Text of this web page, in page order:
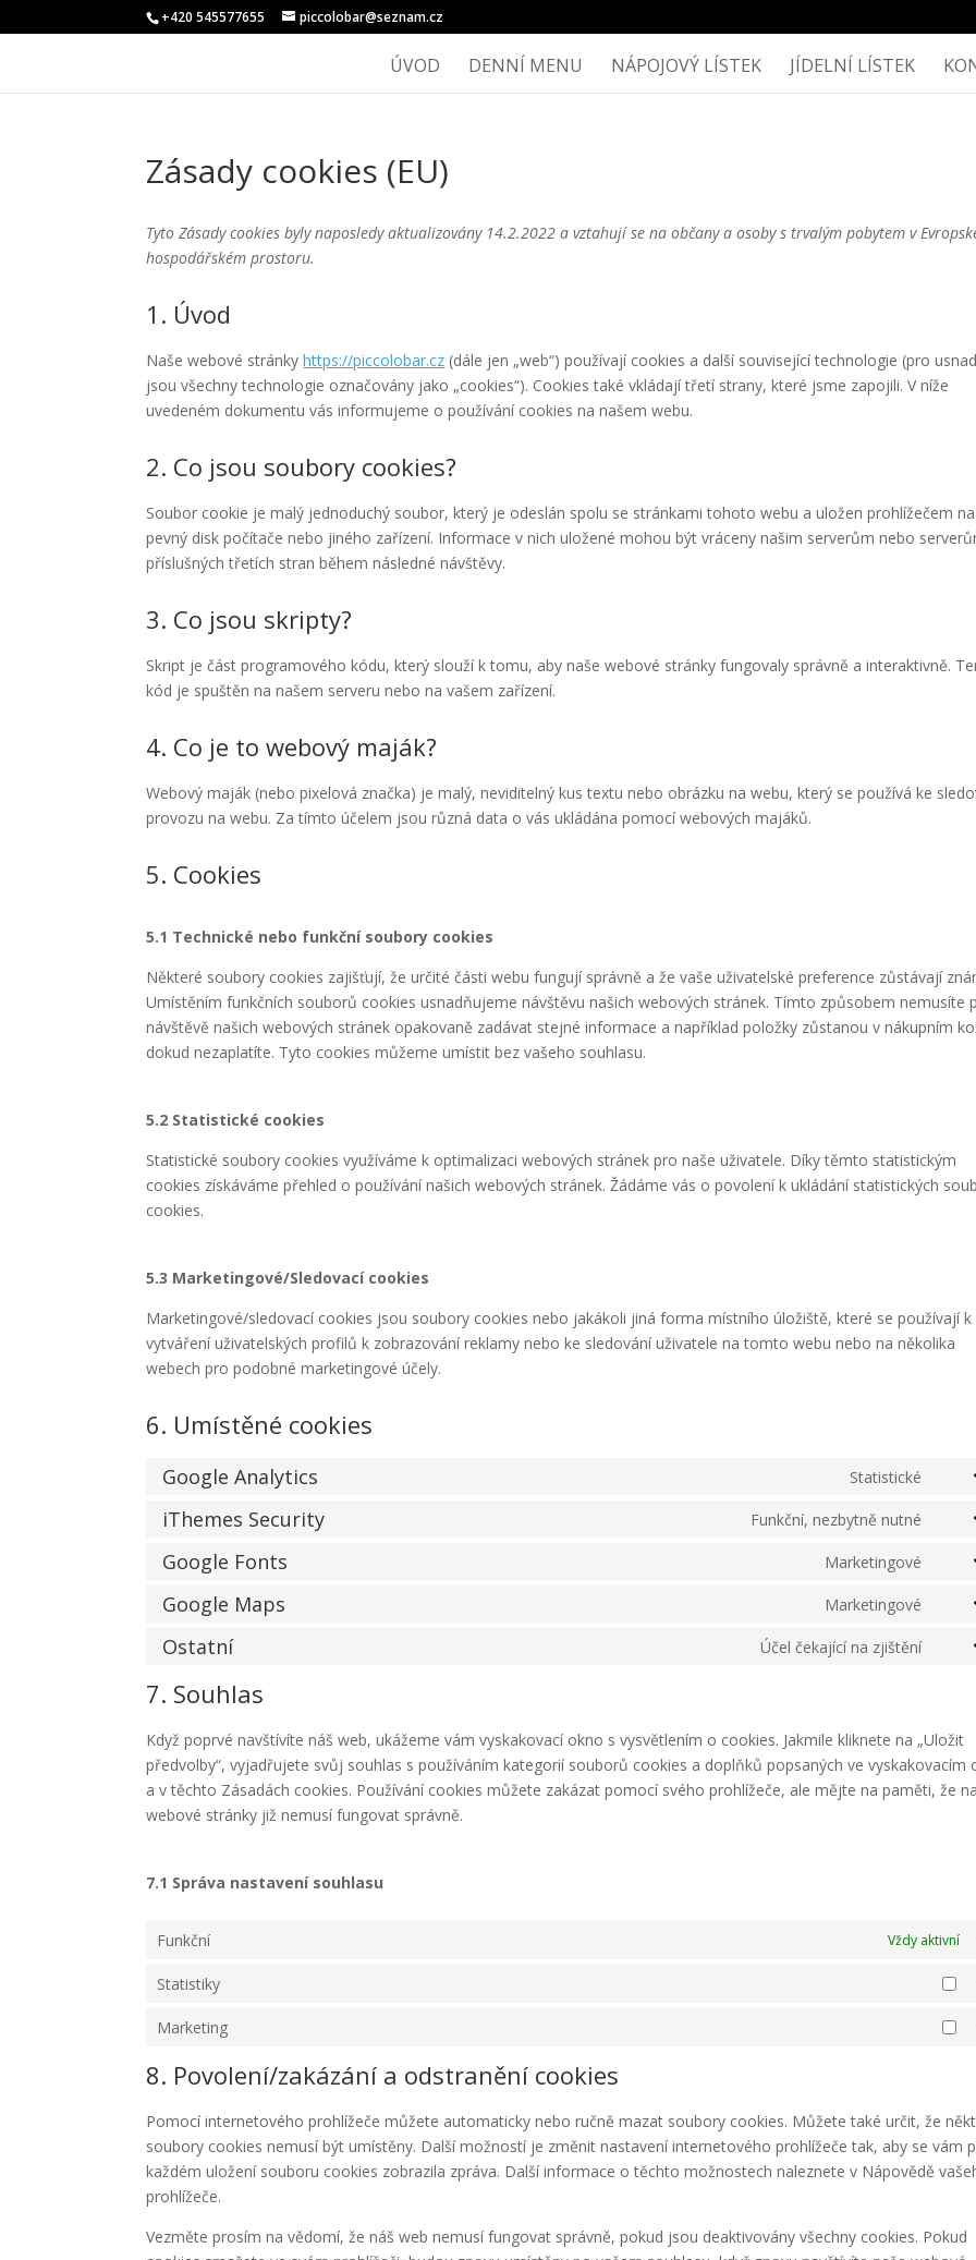
+420 545577655 piccolobar@seznam.cz
ÚVOD DENNÍ MENU NÁPOJOVÝ LÍSTEK JÍDELNÍ LÍSTEK
Zásady cookies (EU)
Tyto Zásady cookies byly naposledy aktualizovány 14.2.2022 a vztahují se na občany a osoby s trvalým pobytem v
hospodářském prostoru.
1. Úvod
Naše webové stránkyhttps://piccolobar.cz (dále jen „web“) používají cookies a další související technologie (pro
jsou všechny technologie označovány jako „cookies“). Cookies také vkládají třetí strany, které jsme zapojili. V níže
uvedeném dokumentu vás informujeme o používání cookies na našem webu.
2. Co jsou soubory cookies?
Soubor cookie je malý jednoduchý soubor, který je odeslán spolu se stránkami tohoto webu a uložen prohlížečem na
pevný disk počítače nebo jiného zařízení. Informace v nich uložené mohou být vráceny našim serverům nebo
příslušných třetích stran během následné návštěvy.
3. Co jsou skripty?
Skript je část programového kódu, který slouží k tomu, aby naše webové stránky fungovaly správně a interaktivně.
kód je spuštěn na našem serveru nebo na vašem zařízení.
4. Co je to webový maják?
Webový maják (nebo pixelová značka) je malý, neviditelný kus textu nebo obrázku na webu, který se používá ke
provozu na webu. Za tímto účelem jsou různá data o vás ukládána pomocí webových majáků.
5. Cookies
5.1 Technické nebo funkční soubory cookies
Některé soubory cookies zajišťují, že určité části webu fungují správně a že vaše uživatelské preference zůstávají
Umístěním funkčních souborů cookies usnadňujeme návštěvu našich webových stránek. Tímto způsobem nemusíte
návštěvě našich webových stránek opakovaně zadávat stejné informace a například položky zůstanou v nákupním
dokud nezaplatíte. Tyto cookies můžeme umístit bez vašeho souhlasu.
5.2 Statistické cookies
Statistické soubory cookies využíváme k optimalizaci webových stránek pro naše uživatele. Díky těmto statistickým
cookies získáváme přehled o používání našich webových stránek. Žádáme vás o povolení k ukládání statistických
cookies.
5.3 Marketingové/Sledovací cookies
Marketingové/sledovací cookies jsou soubory cookies nebo jakákoli jiná forma místního úložiště, které se používají k
vytváření uživatelských profilů k zobrazování reklamy nebo ke sledování uživatele na tomto webu nebo na několika
webech pro podobné marketingové účely.
6. Umístěné cookies
Google Analytics Statistické
iThemes Security Funkční, nezbytně nutné
Google Fonts Marketingové
Google Maps Marketingové
Ostatní Účel čekající na zjištění
ostatní
7. Souhlas
Když poprvé navštívíte náš web, ukážeme vám vyskakovací okno s vysvětlením o cookies. Jakmile kliknete na „Uložit
předvolby“, vyjadřujete svůj souhlas s používáním kategorií souborů cookies a doplňků popsaných ve vyskakovacím
a v těchto Zásadách cookies. Používání cookies můžete zakázat pomocí svého prohlížeče, ale mějte na paměti, že
webové stránky již nemusí fungovat správně.
7.1 Správa nastavení souhlasu
Funkční Vždy aktivní
Statistiky
Marketing
8. Povolení/zakázání a odstranění cookies
Pomocí internetového prohlížeče můžete automaticky nebo ručně mazat soubory cookies. Můžete také určit, že
soubory cookies nemusí být umístěny. Další možností je změnit nastavení internetového prohlížeče tak, aby se vám
každém uložení souboru cookies zobrazila zpráva. Další informace o těchto možnostech naleznete v Nápovědě
prohlížeče.
Vezměte prosím na vědomí, že náš web nemusí fungovat správně, pokud jsou deaktivovány všechny cookies. Pokud